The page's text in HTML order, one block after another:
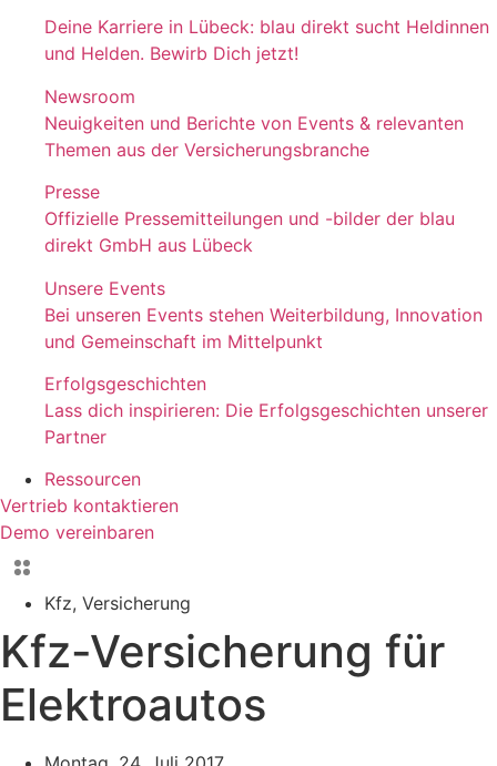
Deine Karriere in Lübeck: blau direkt sucht Heldinnen
und Helden. Bewirb Dich jetzt!
Newsroom
Neuigkeiten und Berichte von Events & relevanten
Themen aus der Versicherungsbranche
Presse
Offizielle Pressemitteilungen und -bilder der blau
direkt GmbH aus Lübeck
Unsere Events
Bei unseren Events stehen Weiterbildung, Innovation
und Gemeinschaft im Mittelpunkt
Erfolgsgeschichten
Lass dich inspirieren: Die Erfolgsgeschichten unserer
Partner
Ressourcen
Vertrieb kontaktieren
Demo vereinbaren
Kfz, Versicherung
Kfz-Versicherung für
Elektroautos